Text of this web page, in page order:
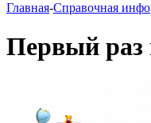
Главная-Справочная
Первый раз